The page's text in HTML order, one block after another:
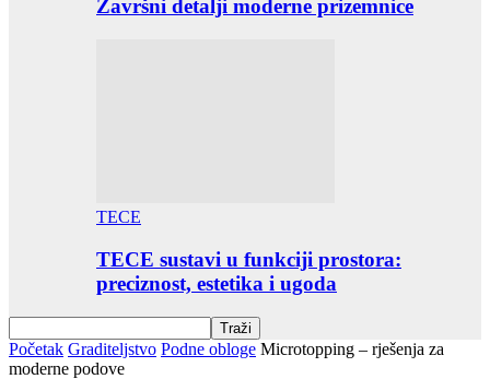
Završni detalji moderne prizemnice
TECE
TECE sustavi u funkciji prostora:
preciznost, estetika i ugoda
Početak Graditeljstvo Podne obloge Microtopping – rješenja za
moderne podove